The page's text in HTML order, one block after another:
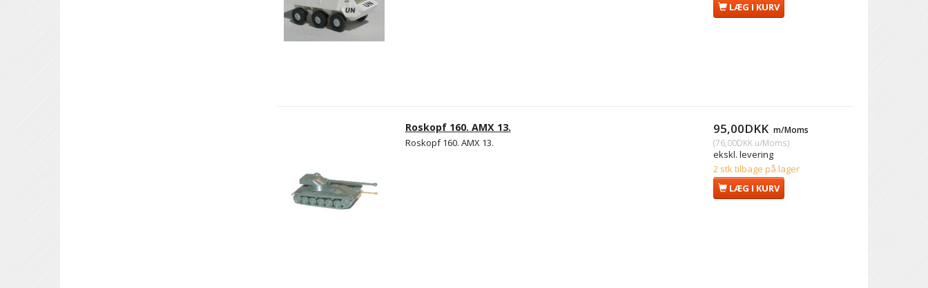
LÆG I KURV
Roskopf 160. AMX 13.
Roskopf 160. AMX 13.
95,00DKK m/Moms
(76,00DKKu/Moms)
ekskl. levering
2 stk tilbage på lager
LÆG I KURV